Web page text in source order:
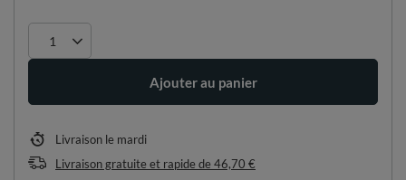
Ajouter au panier
Livraison le mardi
Livraison gratuite et rapidede46,70 €